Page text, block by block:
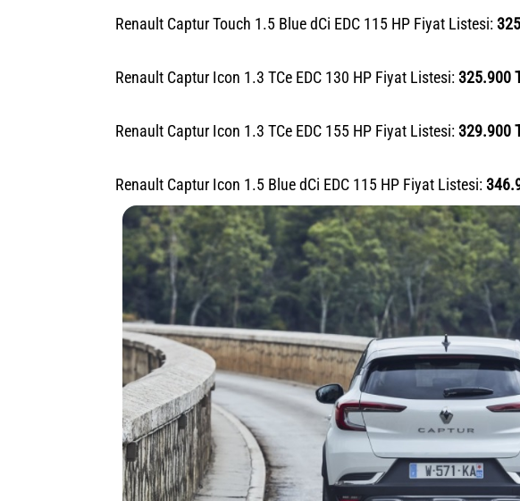
Renault Captur Touch 1.5 Blue dCi EDC 115 HP Fiyat Listesi:
Renault Captur Icon 1.3 TCe EDC 130 HP Fiyat Listesi: 325.900
Renault Captur Icon 1.3 TCe EDC 155 HP Fiyat Listesi: 329.900
Renault Captur Icon 1.5 Blue dCi EDC 115 HP Fiyat Listesi: